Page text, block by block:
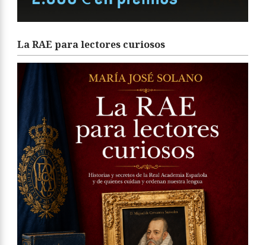
La RAE para lectores curiosos